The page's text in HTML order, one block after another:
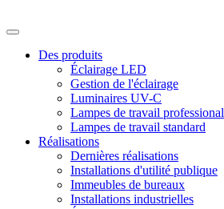
Des produits
Éclairage LED
Gestion de l'éclairage
Luminaires UV-C
Lampes de travail professional
Lampes de travail standard
Réalisations
Dernières réalisations
Installations d'utilité publique
Immeubles de bureaux
Installations industrielles